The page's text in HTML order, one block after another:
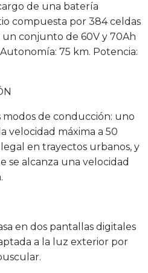
de una batería
compuesta por 384 celdas
conjunto de 60V y 70Ah
75 km. Potencia:
modos de conducción: uno
velocidad máxima a 50
en trayectos urbanos, y
se alcanza una velocidad
en dos pantallas digitales
a la luz exterior por